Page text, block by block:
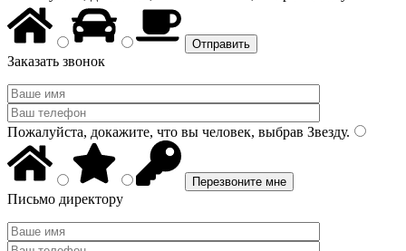
Заказать звонок
Пожалуйста, докажите, что вы человек, выбрав Звезду.
Письмо директору